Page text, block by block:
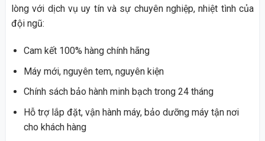
lòng với dịch vụ uy tín và sự chuyên nghiệp, nhiệt tình của
đội ngũ:
Cam kết 100% hàng chính hãng
Máy mới, nguyên tem, nguyên kiện
Chính sách bảo hành minh bạch trong 24 tháng
Hỗ trợ lắp đặt, vận hành máy, bảo dưỡng máy tận nơi
cho khách hàng